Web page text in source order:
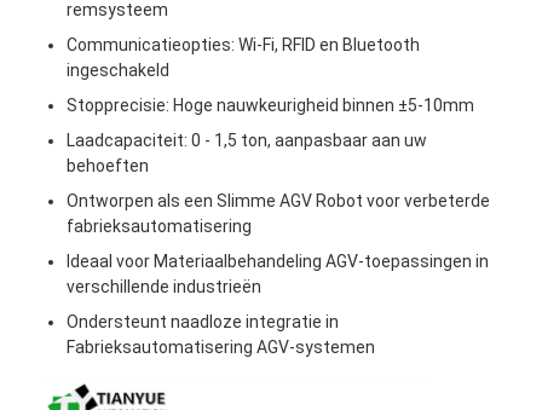
Commerciële robot
remsysteem
Communicatieopties: Wi-Fi, RFID en Bluetooth
ingeschakeld
Stopprecisie: Hoge nauwkeurigheid binnen ±5-10mm
Laadcapaciteit: 0 - 1,5 ton, aanpasbaar aan uw
behoeften
Ontworpen als een Slimme AGV Robot voor verbeterde
fabrieksautomatisering
Ideaal voor Materiaalbehandeling AGV-toepassingen in
verschillende industrieën
Ondersteunt naadloze integratie in
Fabrieksautomatisering AGV-systemen